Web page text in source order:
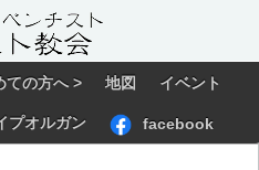
ての方へ > 地図 イベント
プオルガン facebook